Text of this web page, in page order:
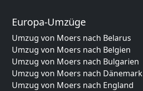
Europa-Umzüge
Umzug von Moers nach Belarus
Umzug von Moers nach Belgien
Umzug von Moers nach Bulgarien
Umzug von Moers nach Dänemark
Umzug von Moers nach England